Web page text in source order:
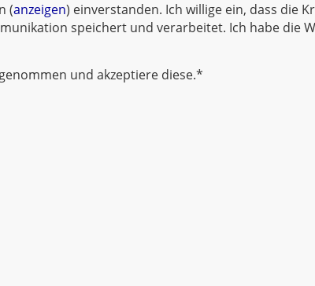
(anzeigen) einverstanden. Ich willige ein, dass die
speichert und verarbeitet. Ich habe die
und akzeptiere diese.*